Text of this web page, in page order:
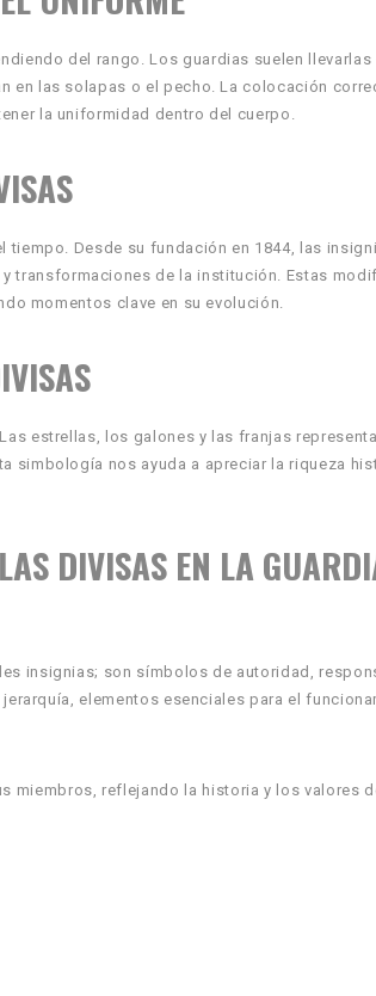
del rango. Los guardias suelen llevarlas
en las solapas o el pecho. La colocación
la uniformidad dentro del cuerpo.
Desde su fundación en 1844, las
transformaciones de la institución. Estas
momentos clave en su evolución.
estrellas, los galones y las franjas
simbología nos ayuda a apreciar la riqueza
DIVISAS EN LA
insignias; son símbolos de autoridad,
elementos esenciales para el
miembros, reflejando la historia y los valores